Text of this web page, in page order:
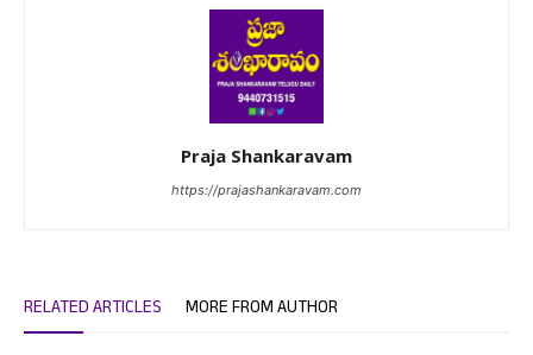
Praja Shankaravam
https://prajashankaravam.com
RELATED ARTICLES MORE FROM AUTHOR